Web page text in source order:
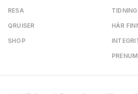
RESA
QRUISER
SHOP
HÄR